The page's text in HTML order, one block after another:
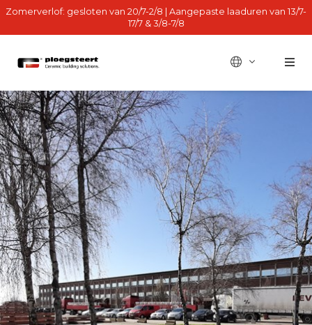
Zomerverlof: gesloten van 20/7-2/8 | Aangepaste laaduren van 13/7-
17/7 & 3/8-7/8
BE - fr